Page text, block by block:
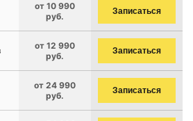
от 10 990
руб.
Записаться
от 12 990
руб.
Записаться
от 24 990
руб.
Записаться